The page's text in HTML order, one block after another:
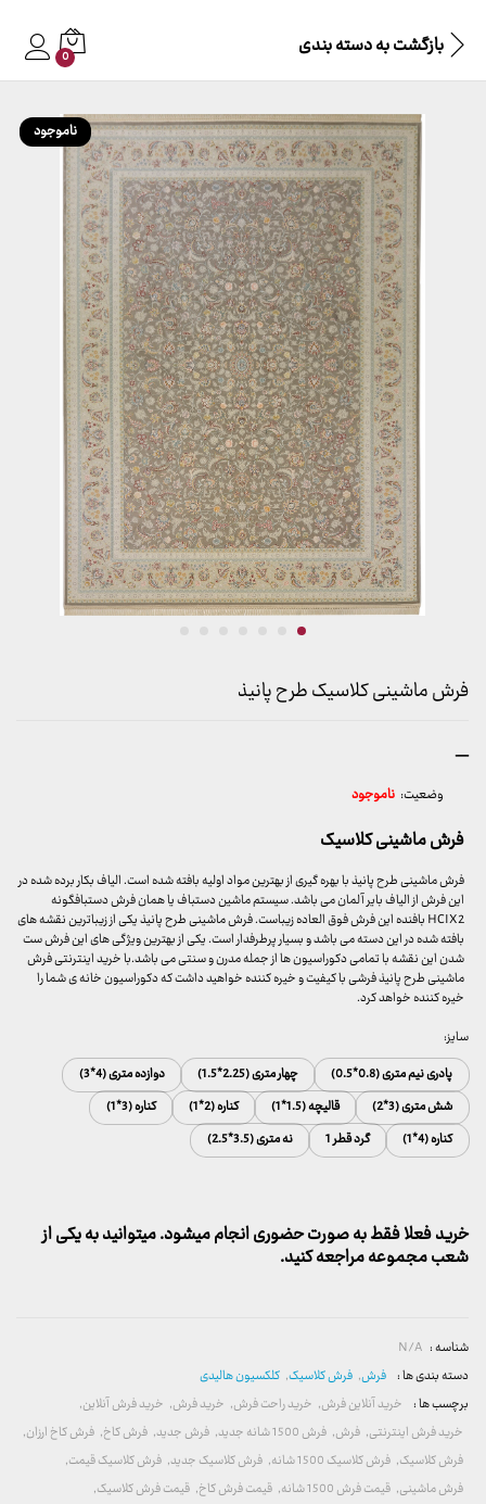
بازگشت بهدسته بندی 0
ناموجود
فرش ماشینی کلاسیک طرح پانیذ
–محدوده
قیمت:
1,799,000 تومان
تا
19,999,000 تومان
وضعیت: ناموجود
فرش ماشینی کلاسیک
فرش ماشینی طرح پانیذ با بهره گیری از بهترین مواد اولیه بافته شده است. الیاف بکار برده شده در
این فرش از الیاف بایر آلمان می باشد. سیستم ماشین دستباف یا همان فرش دستبافگونه
HCIX2 بافنده این فرش فوق العاده زیباست. فرش ماشینی طرح پانیذ یکی از زیباترین نقشه های
بافته شده در این دسته می باشد و بسیار پرطرفدار است. یکی از بهترین ویژگی های این فرش ست
شدن این نقشه با تمامی دکوراسیون ها از جمله مدرن و سنتی می باشد.با خرید اینترنتی فرش
ماشینی طرح پانیذ فرشی با کیفیت و خیره کننده خواهید داشت که دکوراسیون خانه ی شما را
خیره کننده خواهد کرد.
سایز:
پادری نیم متری (0.8*0.5)
چهار متری (2.25*1.5)
دوازده متری (4*3)
شش متری (3*2)
قالیچه (1.5*1) کناره (2*1)
کناره (3*1)
کناره (4*1)
گرد قطر 1 نه متری (3.5*2.5)
خرید فعلا فقط به صورت حضوری انجام میشود. میتوانید به یکی از
شعب مجموعه مراجعه کنید.
شناسه : N/A
دسته بندی ها : فرش, فرش کلاسیک, کلکسیون هالیدی
برچسب ها : خرید آنلاین فرش, خرید راحت فرش, خرید فرش, خرید فرش آنلاین,
خرید فرش اینترنتی, فرش, فرش 1500 شانه جدید , فرش جدید, فرش کاخ, فرش کاخ ارزان,
فرش کلاسیک, فرش کلاسیک 1500 شانه , فرش کلاسیک جدید, فرش کلاسیک قیمت,
فرش ماشینی, قیمت فرش 1500 شانه , قیمت فرش کاخ, قیمت فرش کلاسیک,